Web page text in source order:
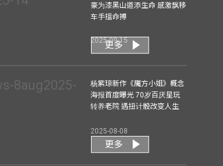
豪为漆黑山道添生命 感激飘移
车手搵命搏
2025-09-15
更多
杨紫琼新作《魔方小姐》概念
海报首度曝光 70岁百厌星玩
转养老院 遇扭计骰改变人生
2025-08-08
更多